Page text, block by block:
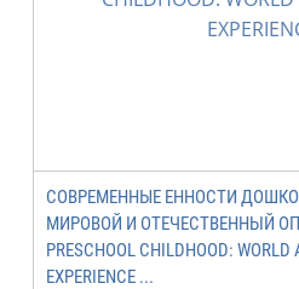
COBPEMEHHЫE ЕННОСТИ
МИРОВОЙ И ОТЕЧЕСТВЕННЬIЙ
PRESCHOOL CHILDHOOD: WORLD
EXPERIENCE ...